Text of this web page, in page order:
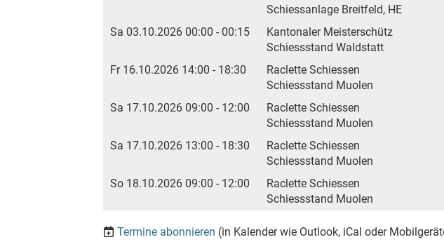
Schiessanlage Breitfeld, HE
Sa 03.10.2026 00:00 - 00:15
Kantonaler Meisterschütz
Schiessstand Waldstatt
Fr 16.10.2026 14:00 - 18:30
Raclette Schiessen
Schiessstand Muolen
Sa 17.10.2026 09:00 - 12:00
Raclette Schiessen
Schiessstand Muolen
Sa 17.10.2026 13:00 - 18:30
Raclette Schiessen
Schiessstand Muolen
So 18.10.2026 09:00 - 12:00
Raclette Schiessen
Schiessstand Muolen
Termine abonnieren (in Kalender wie Outlook, iCal oder